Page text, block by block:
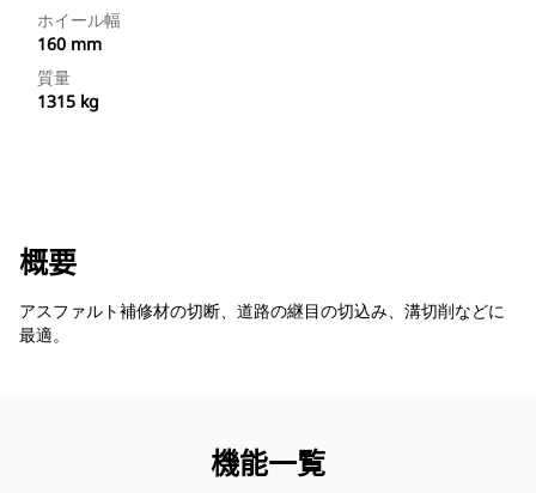
ホイール幅
160 mm
質量
1315 kg
概要
アスファルト補修材の切断、道路の継目の切込み、溝切削などに
最適。
機能一覧